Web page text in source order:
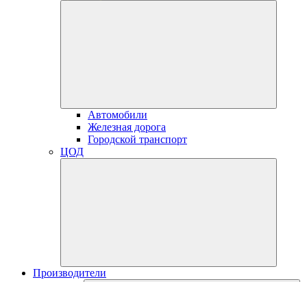
Автомобили
Железная дорога
Городской транспорт
ЦОД
Производители